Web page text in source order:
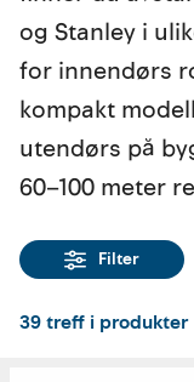
og Stanley i
for innendørs
kompakt
utendørs på
60–100 meter
Filter
39treff i produkter